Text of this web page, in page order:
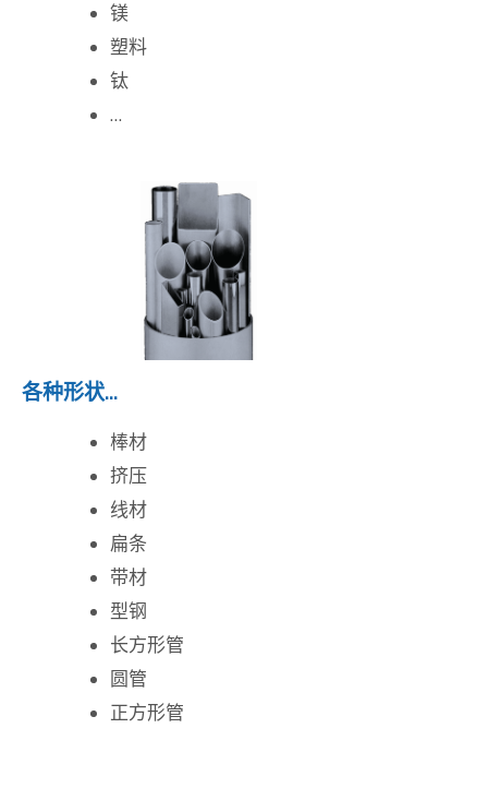
镁
塑料
钛
…
各种形状...
棒材
挤压
线材
扁条
带材
型钢
长方形管
圆管
正方形管